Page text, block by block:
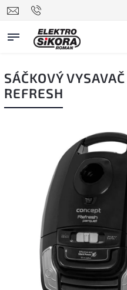
SÁČKOVÝ
REFRESH